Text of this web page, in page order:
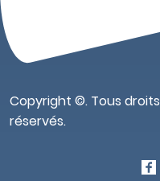
Copyright ©. Tous droits
réservés.